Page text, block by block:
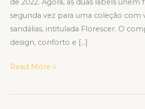
de 2022. Agora, as duas labels unem
segunda vez para uma coleção com
sandálias, intitulada Florescer. O
design, conforto e […]
Read More »